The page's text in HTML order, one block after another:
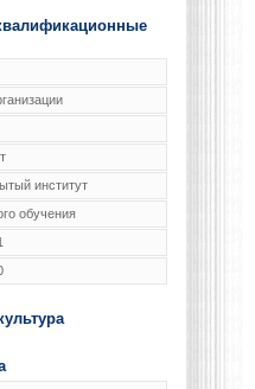
институт
обучения